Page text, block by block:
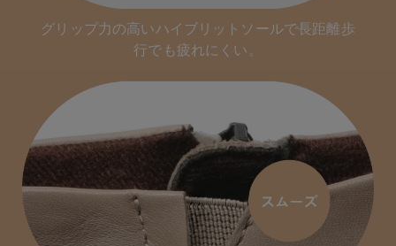
グリップ力の高いハイブリットソールで長距離歩
行でも疲れにくい。